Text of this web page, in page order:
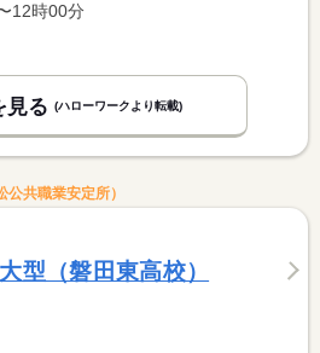
12時00分
見る (ハローワークより転載)
共職業安定所）
型（磐田東高校）